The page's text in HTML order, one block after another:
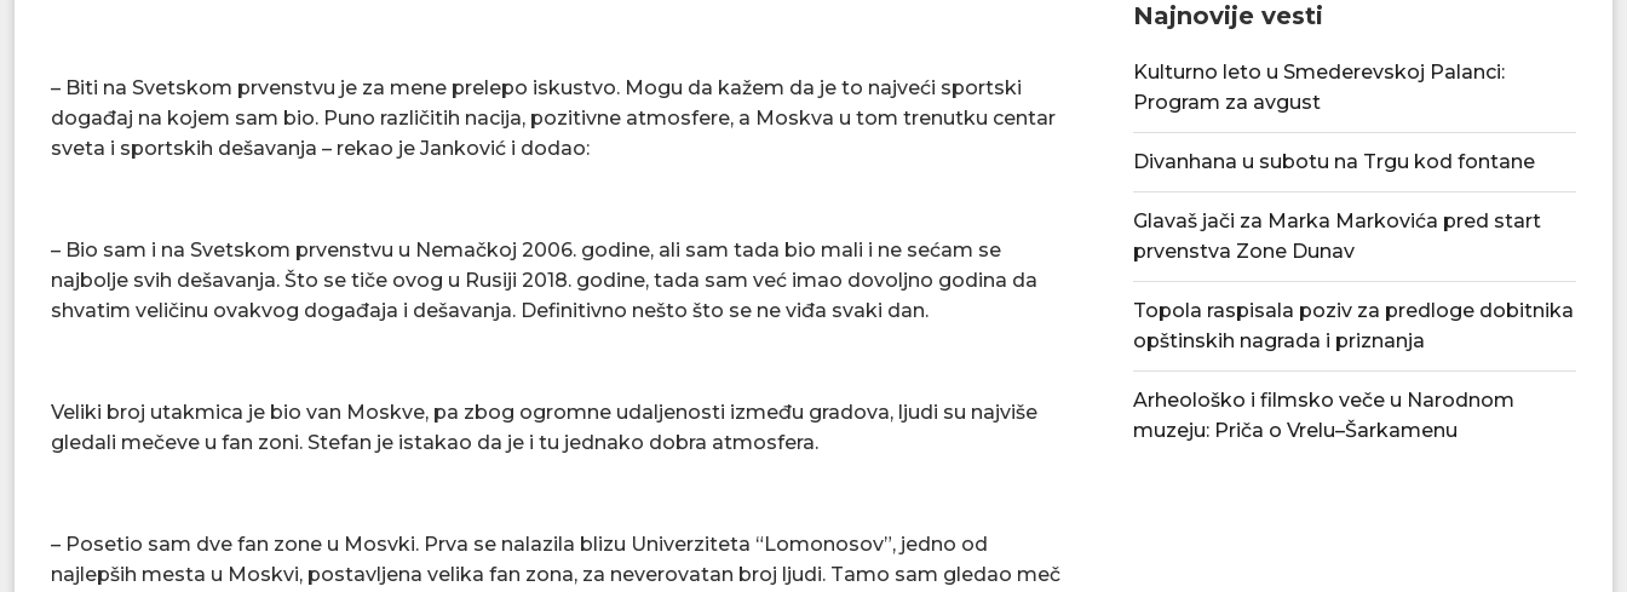
– Biti na Svetskom prvenstvu je za mene prelepo iskustvo. Mogu da kažem da je to najveći sportski
događaj na kojem sam bio. Puno različitih nacija, pozitivne atmosfere, a Moskva u tom trenutku centar
sveta i sportskih dešavanja – rekao je Janković i dodao:
– Bio sam i na Svetskom prvenstvu u Nemačkoj 2006. godine, ali sam tada bio mali i ne sećam se
najbolje svih dešavanja. Što se tiče ovog u Rusiji 2018. godine, tada sam već imao dovoljno godina da
shvatim veličinu ovakvog događaja i dešavanja. Definitivno nešto što se ne viđa svaki dan.
Veliki broj utakmica je bio van Moskve, pa zbog ogromne udaljenosti između gradova, ljudi su najviše
gledali mečeve u fan zoni. Stefan je istakao da je i tu jednako dobra atmosfera.
– Posetio sam dve fan zone u Mosvki. Prva se nalazila blizu Univerziteta “Lomonosov”, jedno od
najlepših mesta u Moskvi, postavljena velika fan zona, za neverovatan broj ljudi. Tamo sam gledao meč
Najnovije vesti
Kulturno leto u Smederevskoj Palanci:
Program za avgust
Divanhana u subotu na Trgu kod fontane
Glavaš jači za Marka Markovića pred start
prvenstva Zone Dunav
Topola raspisala poziv za predloge dobitnika
opštinskih nagrada i priznanja
Arheološko i filmsko veče u Narodnom
muzeju: Priča o Vrelu–Šarkamenu